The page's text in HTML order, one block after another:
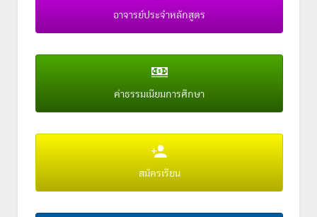
อาจารย์ประจำหลักสูตร
ค่าธรรมเนียมการศึกษา
สมัครเรียน